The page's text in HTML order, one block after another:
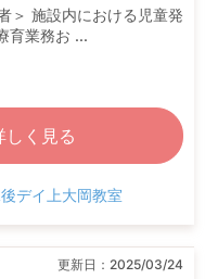
＞ 施設内における児童発
育業務お ...
しく見る
デイ上大岡教室
更新日： 2025/03/24